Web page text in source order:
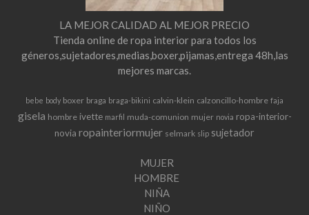
LA MEJOR CALIDAD AL MEJOR PRECIO
Tienda online de ropa interior para todos los
géneros,sujetadores,medias,boxer,pijamas,entrega 48h,las
mejores marcas.
bebe body boxer braga braga-bikini calvin-klein calzoncillo-hombre faja
gisela hombre ivette marfil muda-comunion mujer novia ropa-interior-
novia ropainteriormujer selmark slip sujetador
MUJER
HOMBRE
NIÑA
NIÑO